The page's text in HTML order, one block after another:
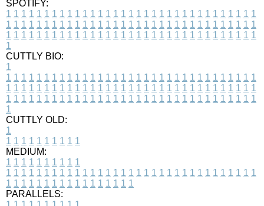
SPOTIFY:
1 1 1 1 1 1 1 1 1 1 1 1 1 1 1 1 1 1 1 1 1 1 1 1 1 1 1 1 1 1 1 1 1
1 1 1 1 1 1 1 1 1 1 1 1 1 1 1 1 1 1 1 1 1 1 1 1 1 1 1 1 1 1 1 1 1
1 1 1 1 1 1 1 1 1 1 1 1 1 1 1 1 1 1 1 1 1 1 1 1 1 1 1 1 1 1 1 1 1
1
CUTTLY BIO:
1
1 1 1 1 1 1 1 1 1 1 1 1 1 1 1 1 1 1 1 1 1 1 1 1 1 1 1 1 1 1 1 1 1
1 1 1 1 1 1 1 1 1 1 1 1 1 1 1 1 1 1 1 1 1 1 1 1 1 1 1 1 1 1 1 1 1
1 1 1 1 1 1 1 1 1 1 1 1 1 1 1 1 1 1 1 1 1 1 1 1 1 1 1 1 1 1 1 1 1
1
CUTTLY OLD:
1
1 1 1 1 1 1 1 1 1 1
MEDIUM:
1 1 1 1 1 1 1 1 1 1
1 1 1 1 1 1 1 1 1 1 1 1 1 1 1 1 1 1 1 1 1 1 1 1 1 1 1 1 1 1 1 1 1
1 1 1 1 1 1 1 1 1 1 1 1 1 1 1 1 1
PARALLELS: